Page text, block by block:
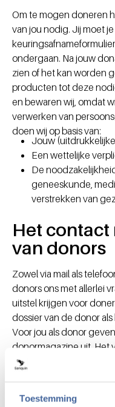
Toestemming
Om te mogen doneren
van jou nodig. Jij moet
ondergaan. Na jouw
zien of het kan worden
producten tot deze
en bewaren wij, omdat
verwerken van
doen wij op basis van:
Jouw
Een wettelijke
De
geneeskunde,
verstrekken van
Het contact
van donors
Zowel via mail als
donors ons met allerlei
uitstel krijgen voor
dossier van de donor
Voor jou als donor
donormagazine uit. Het
voor dit doeleind doen
Een wettelijke
Gerechtvaardigd